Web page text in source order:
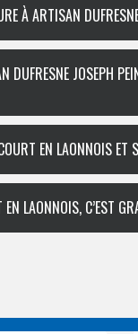
À ARTISAN
DUFRESNE JOSEPH
EN LAONNOIS ET
LAONNOIS, C’EST